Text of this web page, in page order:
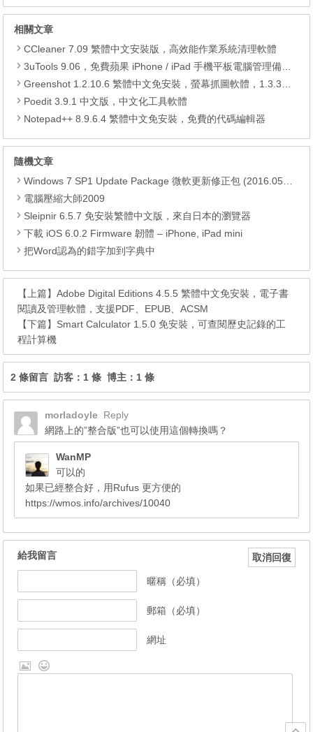
相關文章
CCleaner 7.09 繁體中文安裝版，高效能作業系統清理軟體
3uTools 9.06，免費蘋果 iPhone / iPad 手機平板電腦管理備份還原軟體
Greenshot 1.2.10.6 繁體中文免安裝，螢幕抓圖軟體，1.3.315 安裝版
Poedit 3.9.1 中文版，中文化工具軟體
Notepad++ 8.9.6.4 繁體中文免安裝，免費的代碼編輯器
隨機文章
Windows 7 SP1 Update Package 微軟更新修正包 (2016.05月份)
電腦壓縮大師2009
Sleipnir 6.5.7 免安裝繁體中文版，來自日本的瀏覽器
下載 iOS 6.0.2 Firmware 韌體 – iPhone, iPad mini
把Word認為的錯字加到字典中
【上篇】Adobe Digital Editions 4.5.5 繁體中文免安裝，電子書
閱讀及管理軟體，支援PDF、EPUB、ACSM
【下篇】 Smart Calculator 1.5.0 免安裝，可查閱歷史記錄的工
程計算機
2 條留言 訪客：1 條 博主：1 條
morladoyle Reply
網路上的”整合版”也可以使用這個轉換嗎？
WanMP
可以的
如果已經整合好，用Rufus 更方便的
https://wmos.info/archives/10040
給我留言 取消回復
暱稱（必填）
郵箱（必填）
網址